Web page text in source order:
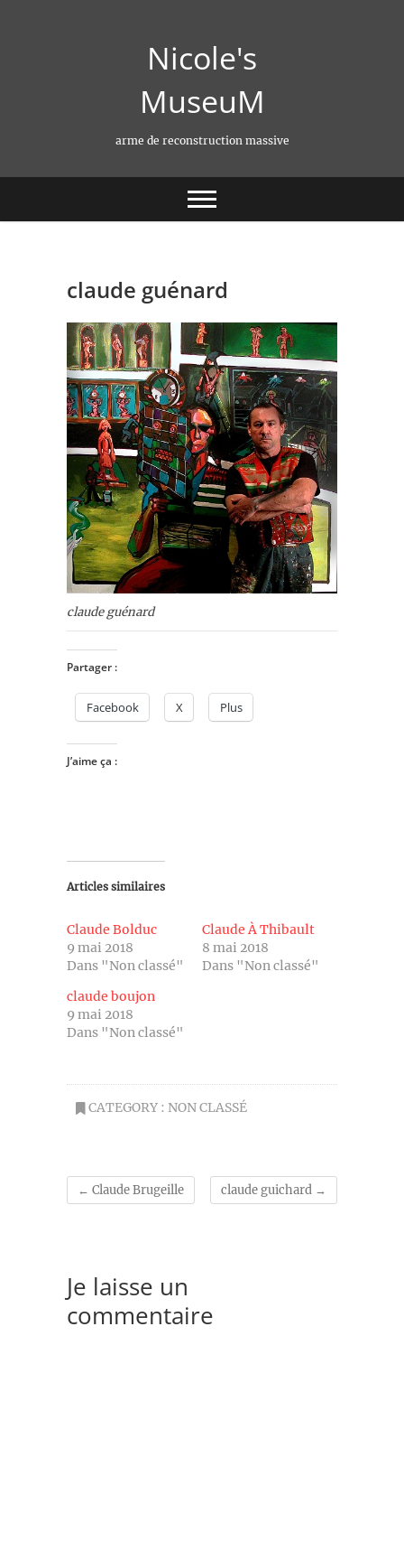
Nicole's
MuseuM
arme de reconstruction massive
claude guénard
claude guénard
Partager :
Facebook X Plus
J’aime ça :
Articles similaires
Claude Bolduc
9 mai 2018
Dans "Non classé"
Claude À Thibault
8 mai 2018
Dans "Non classé"
claude boujon
9 mai 2018
Dans "Non classé"
CATEGORY : NON CLASSÉ
← Claude Brugeille claude guichard →
Je laisse un
commentaire